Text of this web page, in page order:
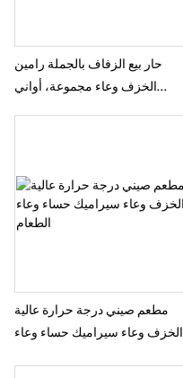
حار بيع الزفاف بالجملة رامين
الخزف وعاء مجموعة، أواني
مطعم صيني درجة حرارة عالية
الخزف وعاء سيراميك حساء وعاء